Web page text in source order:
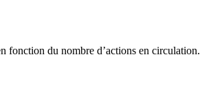
fonction du nombre d’actions en circulation.